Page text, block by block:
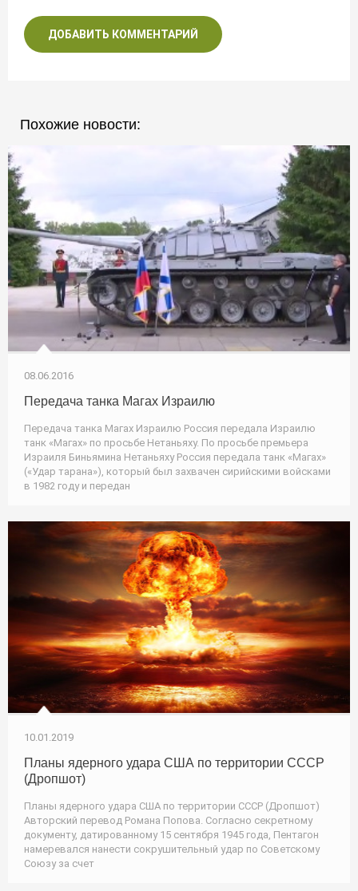
ДОБАВИТЬ КОММЕНТАРИЙ
Похожие новости:
08.06.2016
Передача танка Магах Израилю
Передача танка Магах Израилю Россия передала Израилю
танк «Магах» по просьбе Нетаньяху. По просьбе премьера
Израиля Биньямина Нетаньяху Россия передала танк «Магах»
(«Удар тарана»), который был захвачен сирийскими войсками
в 1982 году и передан
10.01.2019
Планы ядерного удара США по территории СССР
(Дропшот)
Планы ядерного удара США по территории СССР (Дропшот)
Авторский перевод Романа Попова. Согласно секретному
документу, датированному 15 сентября 1945 года, Пентагон
намеревался нанести сокрушительный удар по Советскому
Союзу за счет